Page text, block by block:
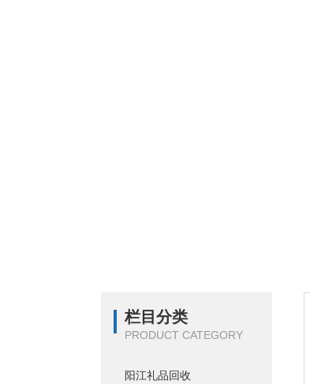
栏目分类
PRODUCT CATEGORY
阳江礼品回收